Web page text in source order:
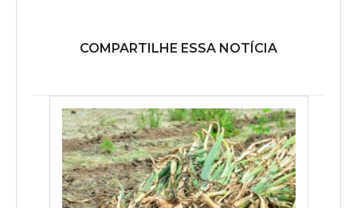
COMPARTILHE ESSA NOTÍCIA